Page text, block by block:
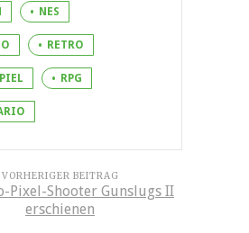
NES
RETRO
RPG
VORHERIGER BEITRAG
Pixel-Shooter Gunslugs II
erschienen